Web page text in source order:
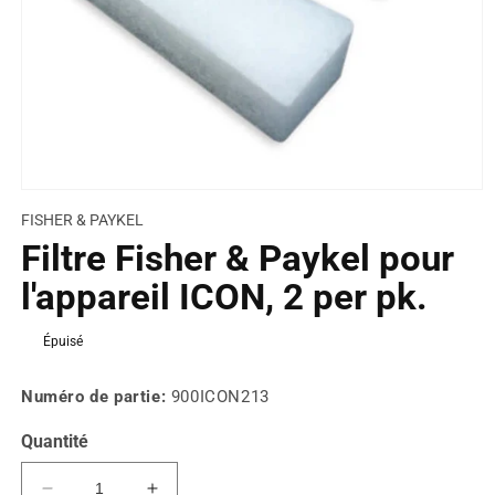
FISHER & PAYKEL
Filtre Fisher & Paykel pour
l'appareil ICON, 2 per pk.
Prix
Épuisé
Numéro de partie: 900ICON213
Quantité